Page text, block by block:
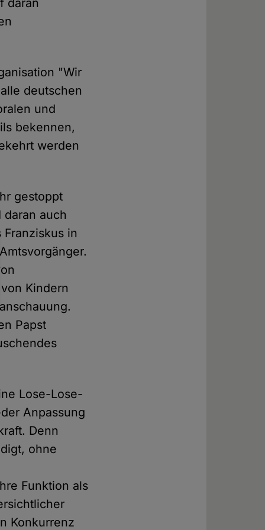
daran
"Wir
deutschen
und
bekennen,
werden
gestoppt
auch
in
Kindern
Papst
Lose-Lose-
Anpassung
Denn
ohne
Funktion als
Konkurrenz